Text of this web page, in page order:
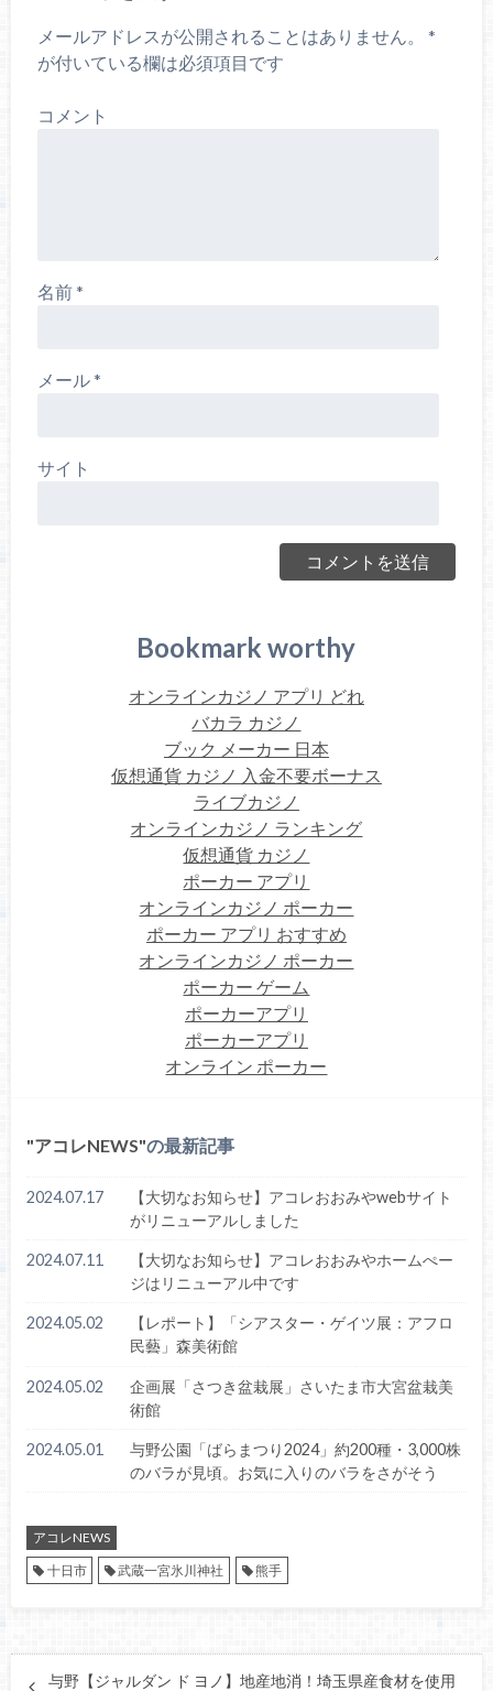
メールアドレスが公開されることはありません。
*
が付いている欄は必須項目です
コメント
名前*
メール*
サイト
Bookmark worthy
オンラインカジノ アプリ どれ
バカラ カジノ
ブック メーカー 日本
仮想通貨 カジノ 入金不要ボーナス
ライブカジノ
オンラインカジノ ランキング
仮想通貨 カジノ
ポーカー アプリ
オンラインカジノ ポーカー
ポーカー アプリ おすすめ
オンラインカジノ ポーカー
ポーカー ゲーム
ポーカーアプリ
ポーカーアプリ
オンライン ポーカー
アコレNEWS の最新記事
2024.07.17
【大切なお知らせ】アコレおおみやwebサイト
がリニューアルしました
2024.07.11
【大切なお知らせ】アコレおおみやホームぺー
ジはリニューアル中です
2024.05.02
【レポート】「シアスター・ゲイツ展：アフロ
民藝」森美術館
2024.05.02
企画展「さつき盆栽展」さいたま市大宮盆栽美
術館
2024.05.01
与野公園「ばらまつり2024」約200種・3,000株
のバラが見頃。お気に入りのバラをさがそう
アコレNEWS
十日市
武蔵一宮氷川神社 熊手
与野【ジャルダン ド ヨノ】地産地消！埼玉県産食材を使用